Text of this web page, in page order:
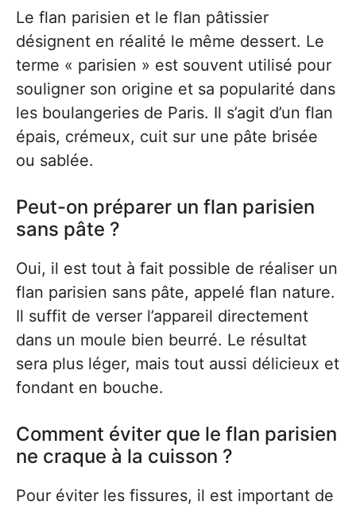
Le flan parisien et le flan pâtissier
désignent en réalité le même dessert. Le
terme « parisien » est souvent utilisé pour
souligner son origine et sa popularité dans
les boulangeries de Paris. Il s’agit d’un flan
épais, crémeux, cuit sur une pâte brisée
ou sablée.
Peut-on préparer un flan parisien
sans pâte ?
Oui, il est tout à fait possible de réaliser un
flan parisien sans pâte, appelé flan nature.
Il suffit de verser l’appareil directement
dans un moule bien beurré. Le résultat
sera plus léger, mais tout aussi délicieux et
fondant en bouche.
Comment éviter que le flan parisien
ne craque à la cuisson ?
Pour éviter les fissures, il est important de